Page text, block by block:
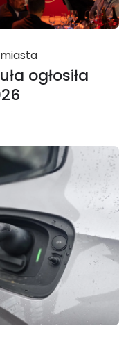
ogłosiła